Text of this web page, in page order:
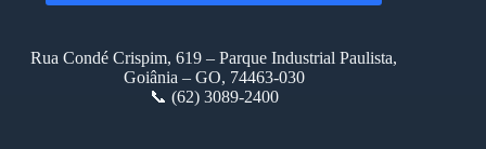
Rua Condé Crispim, 619 – Parque Industrial Paulista,
Goiânia – GO, 74463-030
📞 (62) 3089-2400